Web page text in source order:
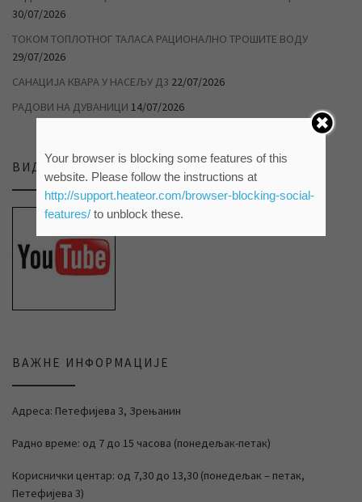
30/07/2026
ТОКОМ ТОПЛОТНОГ ТАЛАСА РАЦИОНАЛНО ТРОШИТЕ ВОДУ
29/07/2026
САНАЦИЈА КВАРА У НАСЕЉУ Д3 22/07/2026
РАДОВИ НА ДУВАНИЦИ 14/07/2026
ВИДЕО ПРИЛОЗИ НА НАШЕМ ЈУТЈУБ КАНАЛУ
ВАЖНЕ ИНФОРМАЦИЈЕ
Адреса: Петефијева 3, Зрењанин
Радно време: од 7 до 15 часова (понедељак-петак)
Кориснички центар: од 7,30 до 13,30 (понедељак – петак,
Петефијева 3)
Your browser is blocking some features of this
website. Please follow the instructions at
http://support.heateor.com/browser-blocking-social-
features/to unblock these.